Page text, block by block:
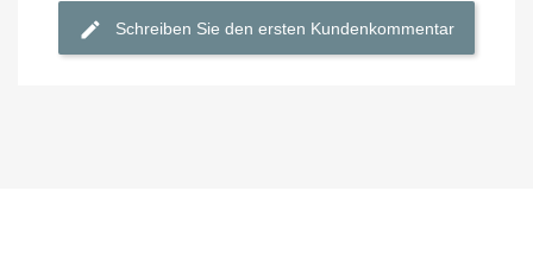
Schreiben Sie den ersten Kundenkommentar